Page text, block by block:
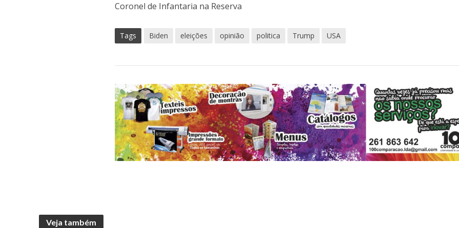
Coronel de Infantaria na Reserva
Tags Biden eleições opinião politica Trump USA
Veja também